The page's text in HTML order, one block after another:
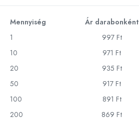
Mennyiség Ár darabonként
1
997 Ft
10
971 Ft
20
935 Ft
50
917 Ft
100
891 Ft
200
869 Ft